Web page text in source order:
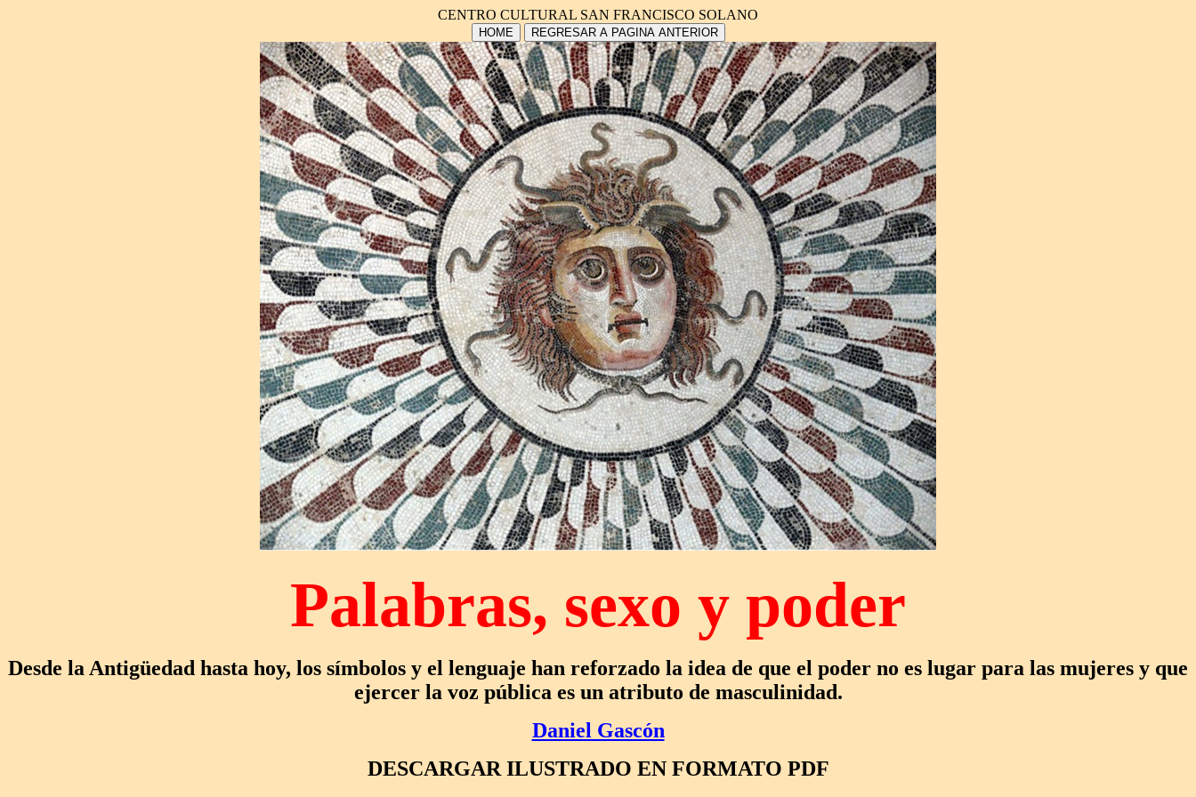
CENTRO CULTURAL SAN FRANCISCO SOLANO
HOME REGRESAR A PAGINA ANTERIOR
Palabras, sexo y poder
Desde la Antigüedad hasta hoy, los símbolos y el lenguaje han reforzado la idea de que el poder no es lugar para las mujeres y que
ejercer la voz pública es un atributo de masculinidad.
Daniel Gascón
DESCARGAR ILUSTRADO EN FORMATO PDF